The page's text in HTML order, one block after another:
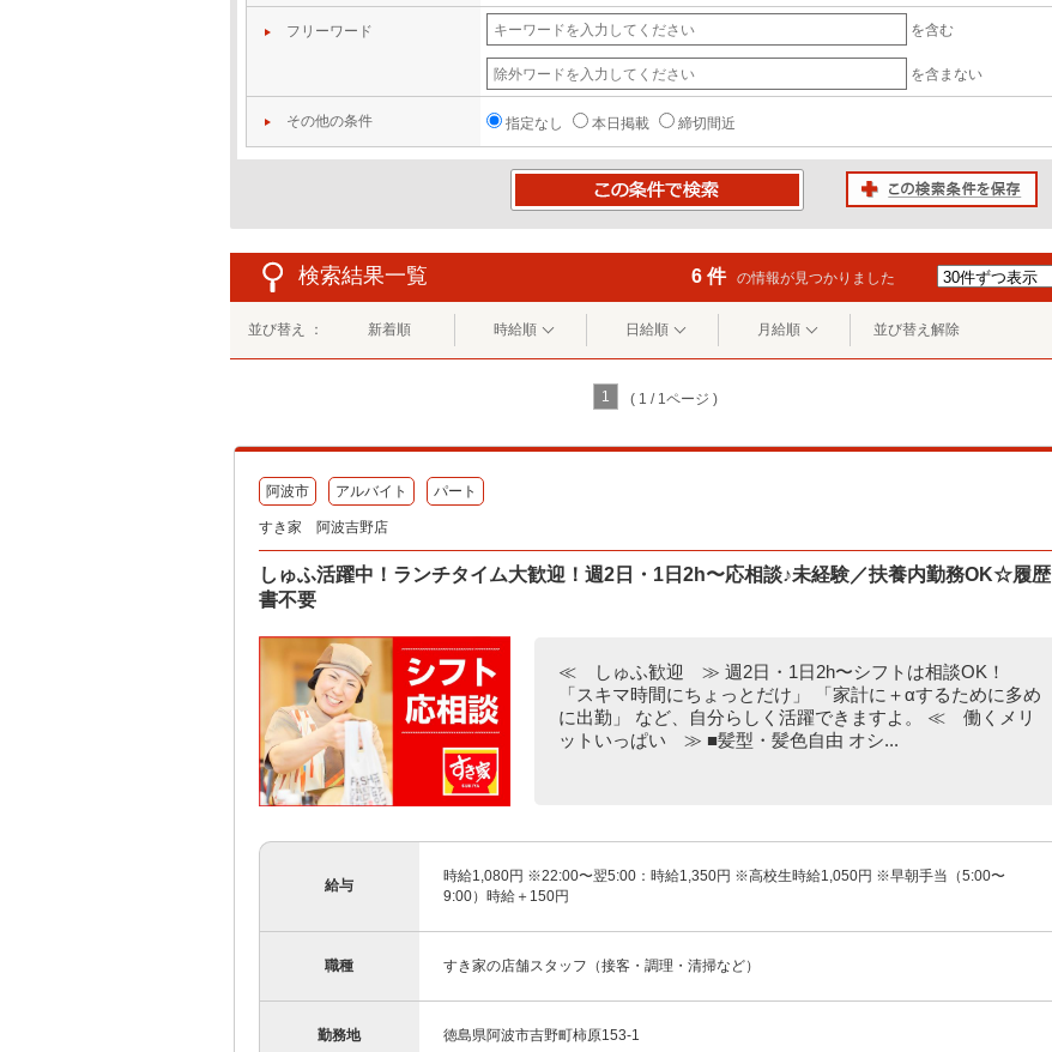
フリーワード を含む
を含まない
その他の条件 指定なし 本日掲載 締切間近
検索結果一覧 6 件 の情報が見つかりました
並び替え ： 新着順 時給順 日給順 月給順 並び替え解除
1 ( 1 / 1ページ )
阿波市 アルバイト パート
すき家 阿波吉野店
しゅふ活躍中！ランチタイム大歓迎！週2日・1日2h〜応相談♪未経験／扶養内勤務OK☆履歴
書不要
≪ しゅふ歓迎 ≫ 週2日・1日2h〜シフトは相談OK！
「スキマ時間にちょっとだけ」 「家計に＋αするために多め
に出勤」 など、自分らしく活躍できますよ。 ≪ 働くメリ
ットいっぱい ≫ ■髪型・髪色自由 オシ...
給与
時給1,080円 ※22:00〜翌5:00：時給1,350円 ※高校生時給1,050円 ※早朝手当（5:00〜
9:00）時給＋150円
職種 すき家の店舗スタッフ（接客・調理・清掃など）
勤務地 徳島県阿波市吉野町柿原153-1